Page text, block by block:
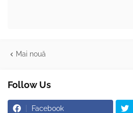
Mai nouă
Follow Us
Facebook